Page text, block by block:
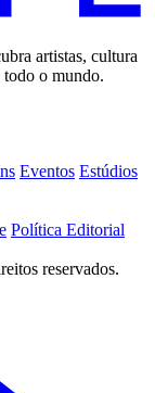
artistas, cultura
todo o mundo.
Eventos Estúdios
Política Editorial
reservados.